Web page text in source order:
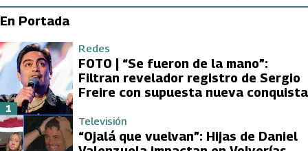
En Portada
Redes
FOTO | “Se fueron de la mano”:
Filtran revelador registro de Sergio
Freire con supuesta nueva conquista
1
Televisión
“Ojalá que vuelvan”: Hijas de Daniel